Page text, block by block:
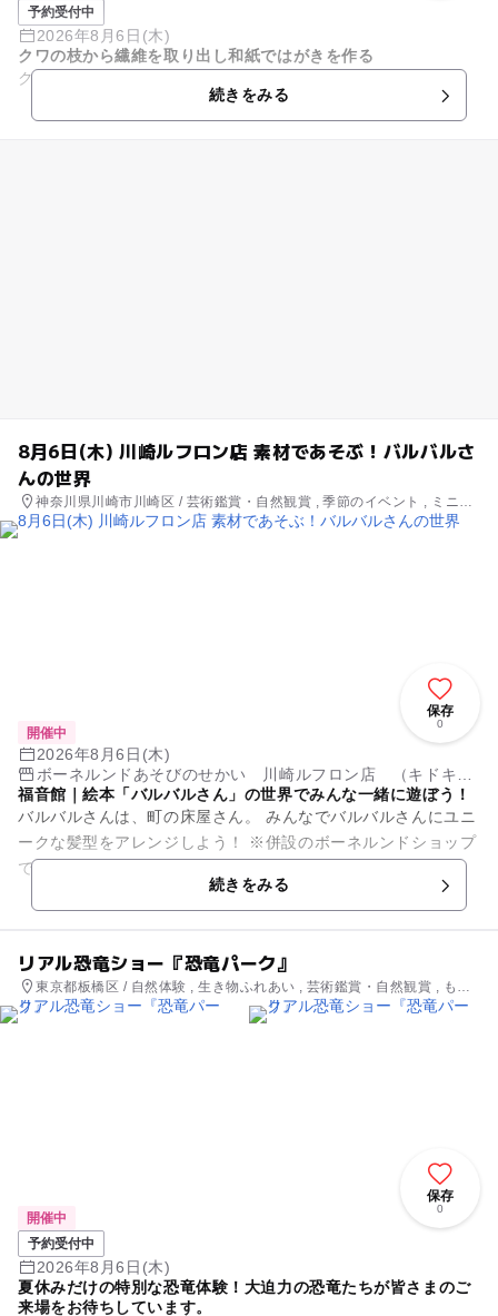
予約受付中
2026年8月6日(木)
クワの枝から繊維を取り出し和紙ではがきを作る
クワの枝から繊維を取り出して、 和紙ではがきをつくります。
続きをみる
8月6日(木) 川崎ルフロン店 素材であそぶ！バルバルさ
んの世界
神奈川県川崎市川崎区 / 芸術鑑賞・自然観賞 , 季節のイベント , ミニイ
ベント
保存
0
開催中
2026年8月6日(木)
ボーネルンドあそびのせかい 川崎ルフロン店 （キドキ
ド）
福音館｜絵本「バルバルさん」の世界でみんな一緒に遊ぼう！
バルバルさんは、町の床屋さん。 みんなでバルバルさんにユニ
ークな髪型をアレンジしよう！ ※併設のボーネルンドショップ
での開催となります。
続きをみる
リアル恐竜ショー『恐竜パーク』
東京都板橋区 / 自然体験 , 生き物ふれあい , 芸術鑑賞・自然観賞 , もの
づくり・学び体験
保存
0
開催中
予約受付中
2026年8月6日(木)
夏休みだけの特別な恐竜体験！大迫力の恐竜たちが皆さまのご
来場をお待ちしています。